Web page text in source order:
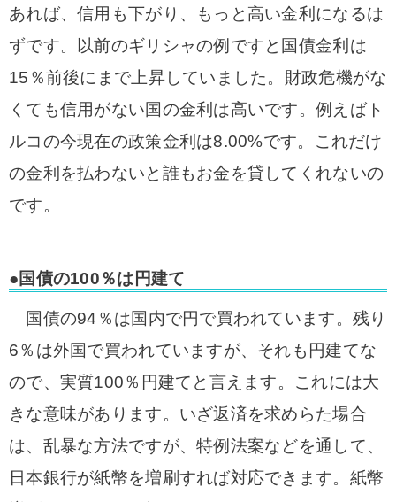
あれば、信用も下がり、もっと高い金利になるは
ずです。以前のギリシャの例ですと国債金利は
15％前後にまで上昇していました。財政危機がな
くても信用がない国の金利は高いです。例えばト
ルコの今現在の政策金利は8.00%です。これだけ
の金利を払わないと誰もお金を貸してくれないの
です。
●国債の100％は円建て
国債の94％は国内で円で買われています。残り
6％は外国で買われていますが、それも円建てな
ので、実質100％円建てと言えます。これには大
きな意味があります。いざ返済を求めらた場合
は、乱暴な方法ですが、特例法案などを通して、
日本銀行が紙幣を増刷すれば対応できます。紙幣